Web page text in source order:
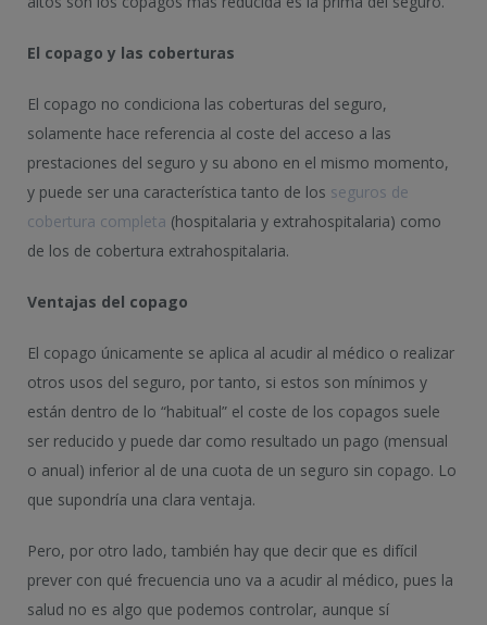
El copago y las coberturas
El copago no condiciona las coberturas del seguro,
solamente hace referencia al coste del acceso a las
prestaciones del seguro y su abono en el mismo momento,
y puede ser una característica tanto de los seguros de
cobertura completa (hospitalaria y extrahospitalaria) como
de los de cobertura extrahospitalaria.
Ventajas del copago
El copago únicamente se aplica al acudir al médico o realizar
otros usos del seguro, por tanto, si estos son mínimos y
están dentro de lo “habitual” el coste de los copagos suele
ser reducido y puede dar como resultado un pago (mensual
o anual) inferior al de una cuota de un seguro sin copago. Lo
que supondría una clara ventaja.
Pero, por otro lado, también hay que decir que es difícil
prever con qué frecuencia uno va a acudir al médico, pues la
salud no es algo que podemos controlar, aunque sí